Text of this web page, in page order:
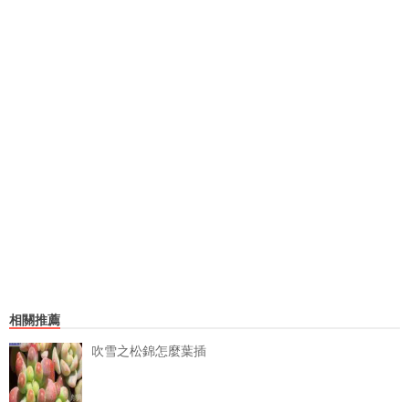
相關推薦
吹雪之松錦怎麼葉插